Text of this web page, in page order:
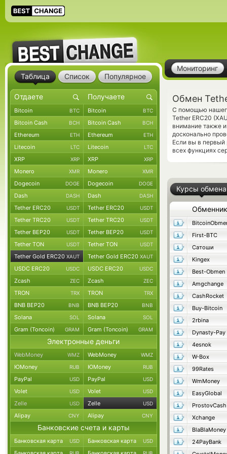
Мониторинг
Обмен
С помощью
Tether ERC20
внимание также
досконально
Если вы в первый
всех функциях
Курсы обмена
Обменник
First-BTC
Сатоши
Kingex
Best-Obmen
Amgchange
CashRocket
Buy-Bitcoin
2rbina
Dynasty-Pay
4esnok
W-Box
99Rates
WmMoney
EasyGlobal
ProstovCash
Xchange
BlaBlaMoney
24PayBank
Таблица Список Популярное
Bitcoin BTC Bitcoin BTC
Bitcoin Cash BCH Bitcoin Cash BCH
Ethereum ETH Ethereum ETH
Litecoin LTC Litecoin LTC
XRP XRP XRP XRP
Monero XMR Monero XMR
Dogecoin DOGE Dogecoin DOGE
Dash DASH Dash DASH
Tether ERC20 USDT Tether ERC20 USDT
Tether TRC20 USDT Tether TRC20 USDT
Tether BEP20 USDT Tether BEP20 USDT
Tether TON USDT Tether TON USDT
Tether Gold ERC20 XAUT Tether Gold ERC20 XAUT
USDC ERC20 USDC USDC ERC20 USDC
Zcash ZEC Zcash ZEC
TRON TRX TRON TRX
BNB BEP20 BNB BNB BEP20 BNB
Solana SOL Solana SOL
Gram (Toncoin) GRAM Gram (Toncoin) GRAM
Электронные деньги
WebMoney WMZ WebMoney WMZ
ЮMoney RUB ЮMoney RUB
PayPal USD PayPal USD
Volet USD Volet USD
Zelle USD Zelle USD
Alipay CNY Alipay CNY
Банковские счета и карты
Банковская карта USD Банковская карта USD